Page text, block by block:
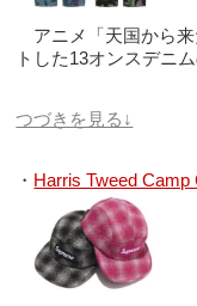
アニメ「天国から来
トした13オンスデニ
つづきを見る↓
・ Harris Tweed Camp